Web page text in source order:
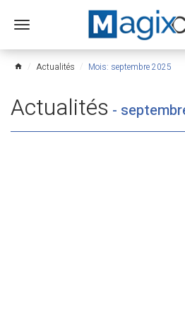
Ouvrir
menu
home Actualités Mois: septembre 2025
Actualités -